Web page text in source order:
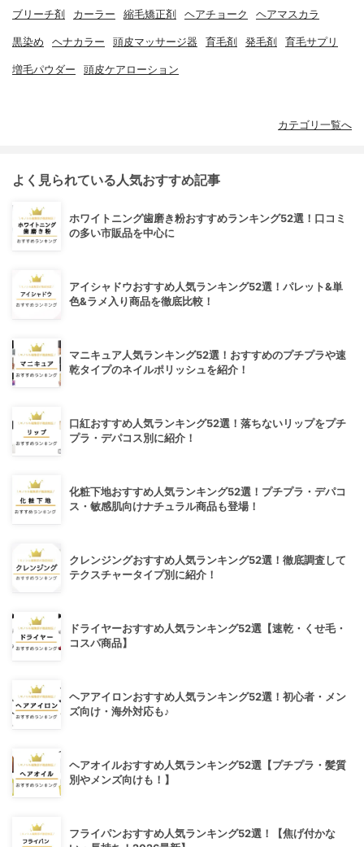
ブリーチ剤 カーラー 縮毛矯正剤 ヘアチョーク ヘアマスカラ
黒染め ヘナカラー 頭皮マッサージ器 育毛剤 発毛剤 育毛サプリ
増毛パウダー 頭皮ケアローション
カテゴリ一覧へ
よく見られている人気おすすめ記事
ホワイトニング歯磨き粉おすすめランキング52選！口コミ
の多い市販品を中心に
アイシャドウおすすめ人気ランキング52選！パレット&単
色&ラメ入り商品を徹底比較！
マニキュア人気ランキング52選！おすすめのプチプラや速
乾タイプのネイルポリッシュを紹介！
口紅おすすめ人気ランキング52選！落ちないリップをプチ
プラ・デパコス別に紹介！
化粧下地おすすめ人気ランキング52選！プチプラ・デパコ
ス・敏感肌向けナチュラル商品も登場！
クレンジングおすすめ人気ランキング52選！徹底調査して
テクスチャータイプ別に紹介！
ドライヤーおすすめ人気ランキング52選【速乾・くせ毛・
コスパ商品】
ヘアアイロンおすすめ人気ランキング52選！初心者・メン
ズ向け・海外対応も♪
ヘアオイルおすすめ人気ランキング52選【プチプラ・髪質
別やメンズ向けも！】
フライパンおすすめ人気ランキング52選！【焦げ付かな